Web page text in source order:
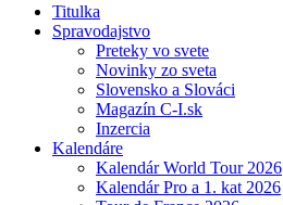
Titulka
Spravodajstvo
Preteky vo svete
Novinky zo sveta
Slovensko a Slováci
Magazín C-I.sk
Inzercia
Kalendáre
Kalendár World Tour 2026
Kalendár Pro a 1. kat 2026